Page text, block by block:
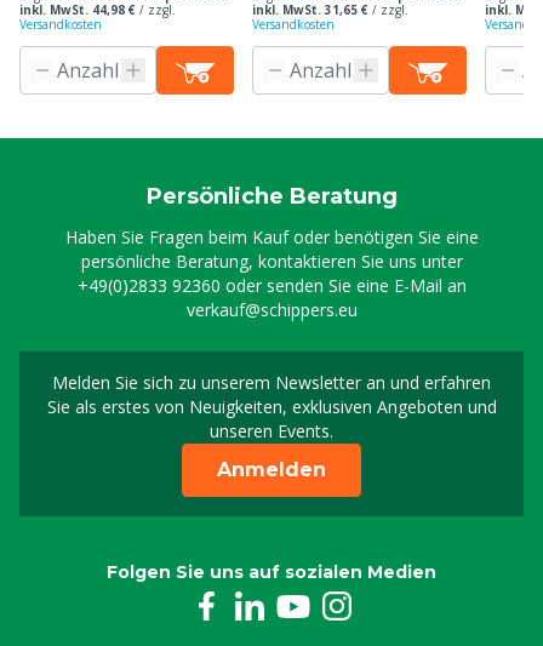
inkl. MwSt. 44,98 € / zzgl.
Versandkosten
inkl. MwSt. 31,65 € / zzgl.
Versandkosten
inkl.
Persönliche Beratung
Haben Sie Fragen beim Kauf oder benötigen Sie eine
persönliche Beratung, kontaktieren Sie uns unter
+49(0)2833 92360 oder senden Sie eine E-Mail an
verkauf@schippers.eu
Melden Sie sich zu unserem Newsletter an und erfahren
Sie als erstes von Neuigkeiten, exklusiven Angeboten und
unseren Events.
Melden Sie sich für
Anmelden
Folgen Sie uns auf sozialen Medien